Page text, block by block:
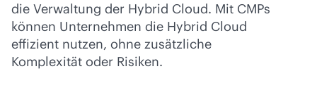
die Verwaltung der Hybrid Cloud. Mit CMPs
können Unternehmen die Hybrid Cloud
effizient nutzen, ohne zusätzliche
Komplexität oder Risiken.